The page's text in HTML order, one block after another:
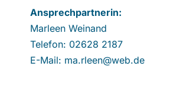
Ansprechpartnerin:
Marleen Weinand
Telefon: 02628 2187
E-Mail: ma.rleen@web.de